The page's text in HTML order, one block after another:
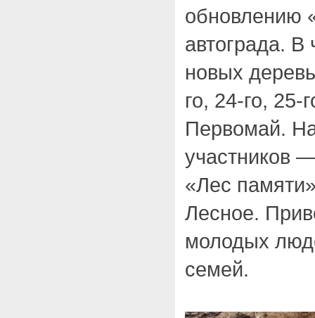
обновлению
автограда. В
новых
го, 24-го, 25-
Первомай.
участников
«Лес
Лесное.
молодых
семей.